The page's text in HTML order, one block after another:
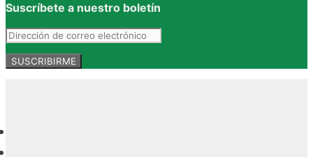
Suscríbete a nuestro boletín